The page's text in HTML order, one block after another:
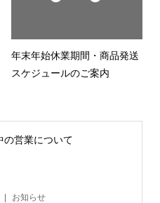
年末年始休業期間・商品発送
スケジュールのご案内
の営業について
お知らせ